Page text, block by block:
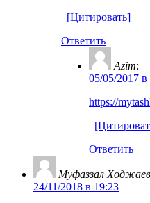
[Цитировать]
Ответить
Azim:
05/05/2017 в
https://
Ответить
Муфаззал
24/11/2018 в 19:23